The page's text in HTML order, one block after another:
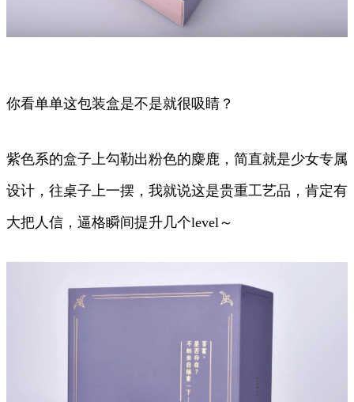
你看单单这包装盒是不是就很吸睛？
紫色系的盒子上勾勒出粉色的麋鹿，简直就是少女专属
设计，往桌子上一摆，我就说这是贵重工艺品，肯定有
大把人信，逼格瞬间提升几个level～